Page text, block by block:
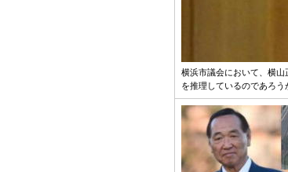
横浜市議会において、横山
を推理しているのであろう